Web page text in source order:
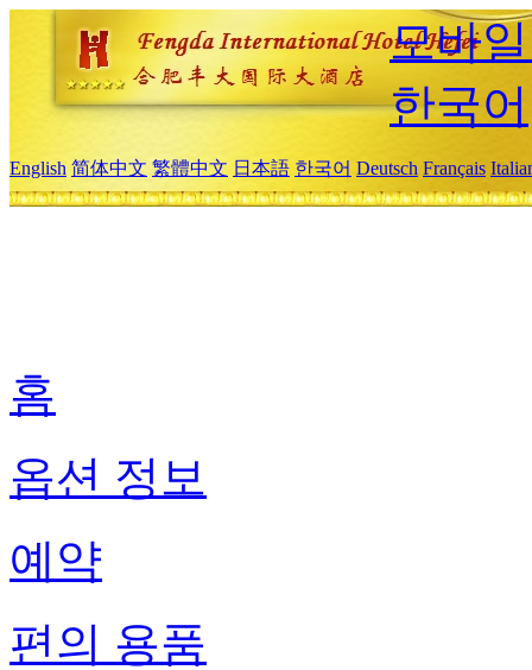
모바
한국어
English 简体中文 繁體中文 日本語 한국어 Deutsch Français
홈
옵션 정보
예약
편의 용품